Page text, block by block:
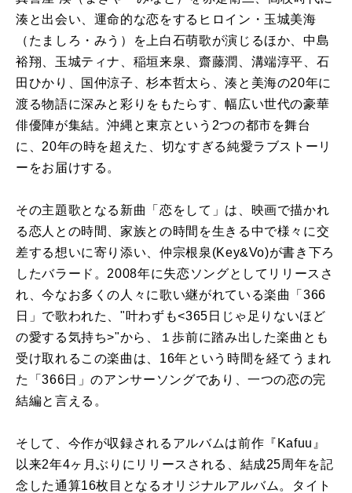
湊と出会い、運命的な恋をするヒロイン・玉城美海
（たましろ・みう）を上白石萌歌が演じるほか、中島
裕翔、玉城ティナ、稲垣来泉、齋藤潤、溝端淳平、石
田ひかり、国仲涼子、杉本哲太ら、湊と美海の20年に
渡る物語に深みと彩りをもたらす、幅広い世代の豪華
俳優陣が集結。沖縄と東京という2つの都市を舞台
に、20年の時を超えた、切なすぎる純愛ラブストーリ
ーをお届けする。
その主題歌となる新曲「恋をして」は、映画で描かれ
る恋人との時間、家族との時間を生きる中で様々に交
差する想いに寄り添い、仲宗根泉(Key&Vo)が書き下ろ
したバラード。2008年に失恋ソングとしてリリースさ
れ、今なお多くの人々に歌い継がれている楽曲「366
日」で歌われた、"叶わずも<365日じゃ足りないほど
の愛する気持ち>"から、１歩前に踏み出した楽曲とも
受け取れるこの楽曲は、16年という時間を経てうまれ
た「366日」のアンサーソングであり、一つの恋の完
結編と言える。
そして、今作が収録されるアルバムは前作『Kafuu』
以来2年4ヶ月ぶりにリリースされる、結成25周年を記
念した通算16枚目となるオリジナルアルバム。タイト